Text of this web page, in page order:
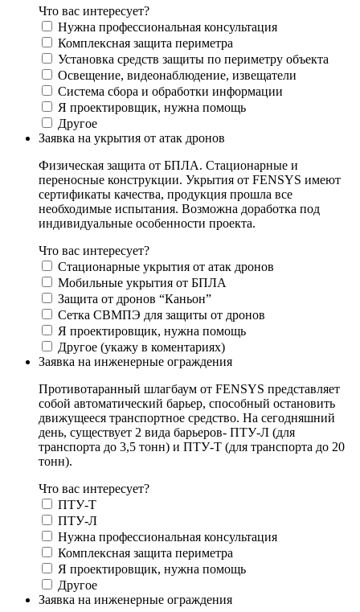
Что вас интересует?
Нужна профессиональная консультация
Комплексная защита периметра
Установка средств защиты по периметру объекта
Освещение, видеонаблюдение, извещатели
Система сбора и обработки информации
Я проектировщик, нужна помощь
Другое
Заявка на укрытия от атак дронов
Физическая защита от БПЛА. Стационарные и
переносные конструкции. Укрытия от FENSYS имеют
сертификаты качества, продукция прошла все
необходимые испытания. Возможна доработка под
индивидуальные особенности проекта.
Что вас интересует?
Стационарные укрытия от атак дронов
Мобильные укрытия от БПЛА
Защита от дронов “Каньон”
Сетка СВМПЭ для защиты от дронов
Я проектировщик, нужна помощь
Другое (укажу в коментариях)
Заявка на инженерные ограждения
Противотаранный шлагбаум от FENSYS представляет
собой автоматический барьер, способный остановить
движущееся транспортное средство. На сегодняшний
день, существует 2 вида барьеров- ПТУ-Л (для
транспорта до 3,5 тонн) и ПТУ-Т (для транспорта до 20
тонн).
Что вас интересует?
ПТУ-Т
ПТУ-Л
Нужна профессиональная консультация
Комплексная защита периметра
Я проектировщик, нужна помощь
Другое
Заявка на инженерные ограждения